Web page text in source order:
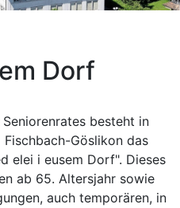
Dorf
besteht in
Göslikon das
elei i eusem Dorf". Dieses
ab 65. Altersjahr sowie
auch temporären, in